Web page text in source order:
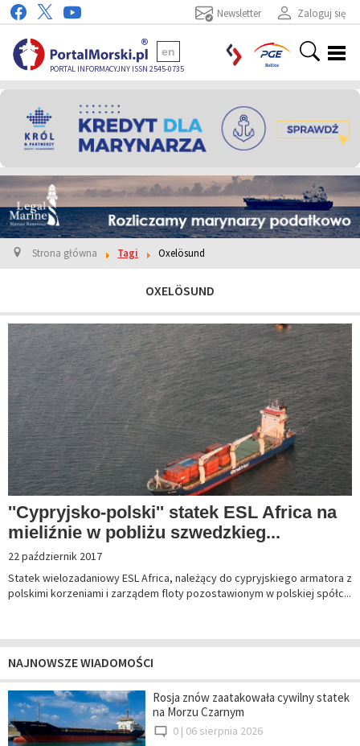
Zaloguj się
Newsletter
PORTAL INFORMACYJNY ISSN 2545-0735
en
Strona główna Tagi Oxelösund
OXELÖSUND
''Cypryjsko-polski'' statek ESL Africa na
mieliźnie w pobliżu szwedzkieg...
22 październik 2017
Statek wielozadaniowy ESL Africa, należący do cypryjskiego armatora z
polskimi korzeniami i zarządem floty pozostawionym w polskiej spółc...
NAJNOWSZE WIADOMOŚCI
Rosja znów zaatakowała cywilny statek
na Morzu Czarnym
0 | 06 sierpnia 2026